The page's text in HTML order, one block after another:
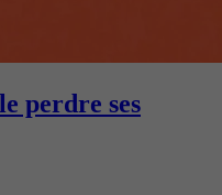
perdre ses